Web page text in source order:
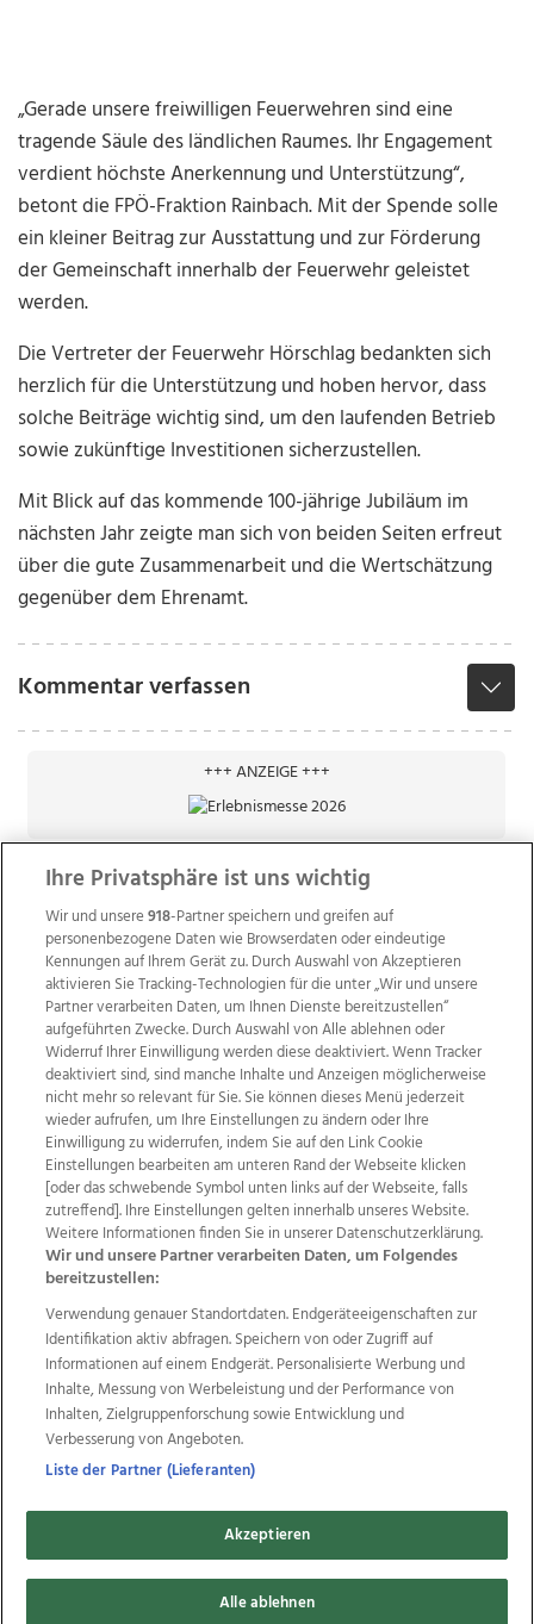
„Gerade unsere freiwilligen Feuerwehren sind eine
tragende Säule des ländlichen Raumes. Ihr Engagement
verdient höchste Anerkennung und Unterstützung“,
betont die FPÖ-Fraktion Rainbach. Mit der Spende solle
ein kleiner Beitrag zur Ausstattung und zur Förderung
der Gemeinschaft innerhalb der Feuerwehr geleistet
werden.
Die Vertreter der Feuerwehr Hörschlag bedankten sich
herzlich für die Unterstützung und hoben hervor, dass
solche Beiträge wichtig sind, um den laufenden Betrieb
sowie zukünftige Investitionen sicherzustellen.
Mit Blick auf das kommende 100-jährige Jubiläum im
nächsten Jahr zeigte man sich von beiden Seiten erfreut
über die gute Zusammenarbeit und die Wertschätzung
gegenüber dem Ehrenamt.
Kommentar verfassen
+++ ANZEIGE +++
Wir über uns Mediadaten Kontakt
Jobs
Datenschutz
Impressum
AGB Anzeigekunden
AGB Website
Ehrenkodex Politische Werbung
Weitere Angebote des Medienhauses Wimmer
TV1 di-mog-i.at OÖNow
Ischler Woche
Life Radio
OÖNachrichten
OÖN Immobilien
OÖN Karriere
OÖN Reise
Promenaden Galerien
Regionaljobs
wasistlos.at wirtrauern.at
Copyrights © 2026 Tips Zeitungs GmbH & Co KG
developed by
Ihre Privatsphäre ist uns wichtig
Wir und unsere918-Partner speichern und greifen auf
personenbezogene Daten wie Browserdaten oder eindeutige
Kennungen auf Ihrem Gerät zu. Durch Auswahl von Akzeptieren
aktivieren Sie Tracking-Technologien für die unter „Wir und unsere
Partner verarbeiten Daten, um Ihnen Dienste bereitzustellen“
aufgeführten Zwecke. Durch Auswahl von Alle ablehnen oder
Widerruf Ihrer Einwilligung werden diese deaktiviert. Wenn Tracker
deaktiviert sind, sind manche Inhalte und Anzeigen möglicherweise
nicht mehr so relevant für Sie. Sie können dieses Menü jederzeit
wieder aufrufen, um Ihre Einstellungen zu ändern oder Ihre
Einwilligung zu widerrufen, indem Sie auf den Link Cookie
Einstellungen bearbeiten am unteren Rand der Webseite klicken
[oder das schwebende Symbol unten links auf der Webseite, falls
zutreffend]. Ihre Einstellungen gelten innerhalb unseres Website.
Weitere Informationen finden Sie in unserer Datenschutzerklärung.
Wir und unsere Partner verarbeiten Daten, um Folgendes
bereitzustellen:
Verwendung genauer Standortdaten. Endgeräteeigenschaften zur
Identifikation aktiv abfragen. Speichern von oder Zugriff auf
Informationen auf einem Endgerät. Personalisierte Werbung und
Inhalte, Messung von Werbeleistung und der Performance von
Inhalten, Zielgruppenforschung sowie Entwicklung und
Verbesserung von Angeboten.
Liste der Partner (Lieferanten)
Akzeptieren
Alle ablehnen